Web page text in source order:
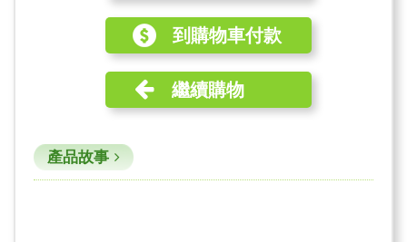
到購物車付款
繼續購物
產品故事